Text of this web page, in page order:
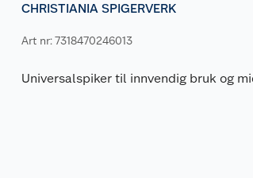
CHRISTIANIA SPIGERVERK
Art nr: 7318470246013
Universalspiker til innvendig bruk og